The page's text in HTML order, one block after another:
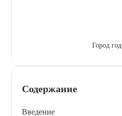
Город год
Содержание
Введение